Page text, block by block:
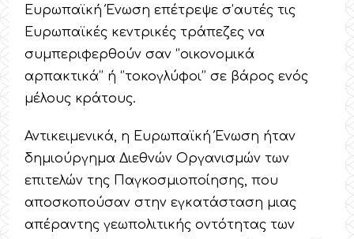
Ευρωπαϊκή Ένωση επέτρεψε σ’αυτές τις
Ευρωπαϊκές κεντρικές τράπεζες να
συμπεριφερθούν σαν ‘’οικονομικά
αρπακτικά’’ ή ‘’τοκογλύφοι’’ σε βάρος ενός
μέλους κράτους.
Αντικειμενικά, η Ευρωπαϊκή Ένωση ήταν
δημιούργημα Διεθνών Οργανισμών των
επιτελών της Παγκοσμιοποίησης, που
αποσκοπούσαν στην εγκατάσταση μιας
απέραντης γεωπολιτικής οντότητας των